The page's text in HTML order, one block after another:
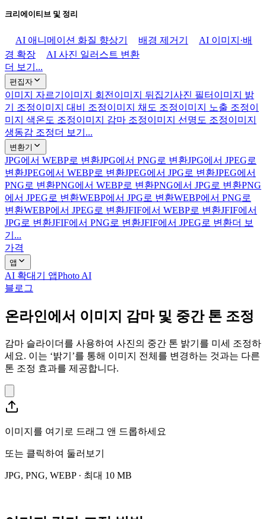
크리에이티브 및 정리
AI 애니메이션 화질 향상기 배경 제거기
AI 이미지·배
경 확장
AI 사진 일러스트 변환
더 보기...
편집자
이미지 자르기 이미지 회전 이미지 뒤집기 사진 필터 이미지 밝
기 조정이미지 대비 조정이미지 채도 조정이미지 노출 조정이
미지 색온도 조정이미지 감마 조정이미지 선명도 조정이미지
생동감 조정더 보기...
변환기
JPG에서 WEBP로 변환JPG에서 PNG로 변환JPG에서 JPEG로
변환JPEG에서 WEBP로 변환JPEG에서 JPG로 변환JPEG에서
PNG로 변환PNG에서 WEBP로 변환PNG에서 JPG로 변환PNG
에서 JPEG로 변환WEBP에서 JPG로 변환WEBP에서 PNG로
변환WEBP에서 JPEG로 변환JFIF에서 WEBP로 변환JFIF에서
JPG로 변환JFIF에서 PNG로 변환JFIF에서 JPEG로 변환더 보
기...
가격
앱
AI 확대기 앱Photo AI
블로그
온라인에서 이미지 감마 및 중간 톤 조정
감마 슬라이더를 사용하여 사진의 중간 톤 밝기를 미세 조정하
세요. 이는 ‘밝기’를 통해 이미지 전체를 변경하는 것과는 다른
톤 조정 효과를 제공합니다.
이미지를 여기로 드래그 앤 드롭하세요
또는 클릭하여 둘러보기
JPG, PNG, WEBP · 최대 10 MB